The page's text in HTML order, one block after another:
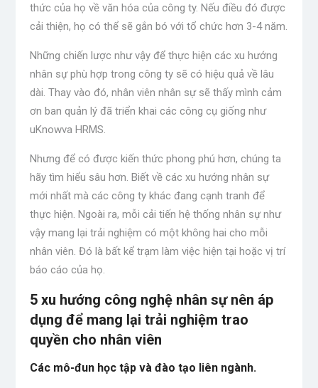
thức của họ về văn hóa của công ty. Nếu điều đó được
cải thiện, họ có thể sẽ gắn bó với tổ chức hơn 3-4 năm.
Những chiến lược như vậy để thực hiện các xu hướng
nhân sự phù hợp trong công ty sẽ có hiệu quả về lâu
dài. Thay vào đó, nhân viên nhân sự sẽ thấy mình cảm
ơn ban quản lý đã triển khai các công cụ giống như
uKnowva HRMS.
Nhưng để có được kiến ​​thức phong phú hơn, chúng ta
hãy tìm hiểu sâu hơn. Biết về các xu hướng nhân sự
mới nhất mà các công ty khác đang cạnh tranh để
thực hiện. Ngoài ra, mỗi cải tiến hệ thống nhân sự như
vậy mang lại trải nghiệm có một không hai cho mỗi
nhân viên. Đó là bất kể trạm làm việc hiện tại hoặc vị trí
báo cáo của họ.
5 xu hướng công nghệ nhân sự nên áp
dụng để mang lại trải nghiệm trao
quyền cho nhân viên
Các mô-đun học tập và đào tạo liên ngành.